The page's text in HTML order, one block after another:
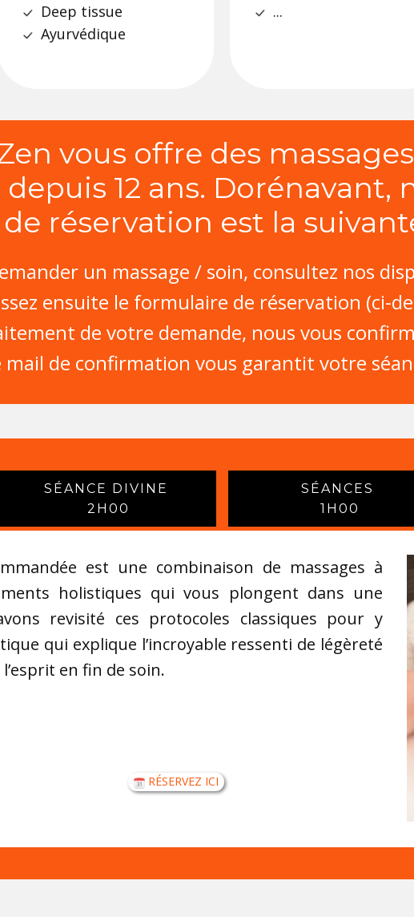
Deep tissue
Ayurvédique
...
vous offre des
12 ans. Dorénavant,
de réservation est la
un massage / soin, consultez nos
ensuite le formulaire de réservation (ci-
de votre demande, nous vous
mail de confirmation vous garantit votre
SÉANCE DIVINE
2H00
SÉANCES
1H00
est une combinaison de massages à
holistiques qui vous plongent dans une
revi​sité ces protocoles classiques pour y
qui explique l’incroyable ressenti de légèreté
en fin de soin.
RÉSERVEZ ICI